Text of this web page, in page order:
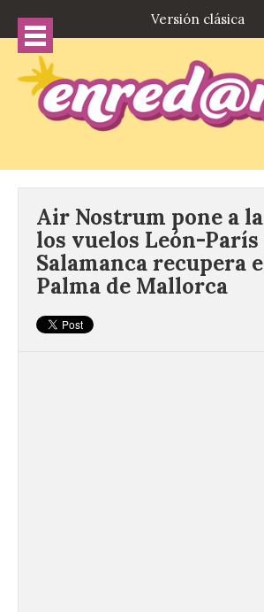
Versión clásica
Air Nostrum pone a
los vuelos León-París
Salamanca recupera
Palma de Mallorca